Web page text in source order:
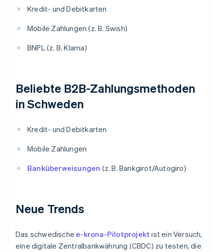
Kredit- und Debitkarten
Mobile Zahlungen (z. B. Swish)
BNPL (z. B. Klarna)
Beliebte B2B-Zahlungsmethoden
in Schweden
Kredit- und Debitkarten
Mobile Zahlungen
Banküberweisungen (z. B. Bankgirot/Autogiro)
Neue Trends
Das schwedische e-krona-Pilotprojekt ist ein Versuch,
eine digitale Zentralbankwährung (CBDC) zu testen, die